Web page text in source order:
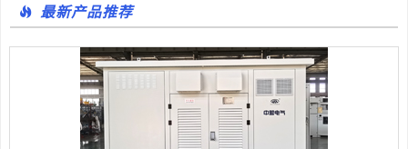
最新产品推荐